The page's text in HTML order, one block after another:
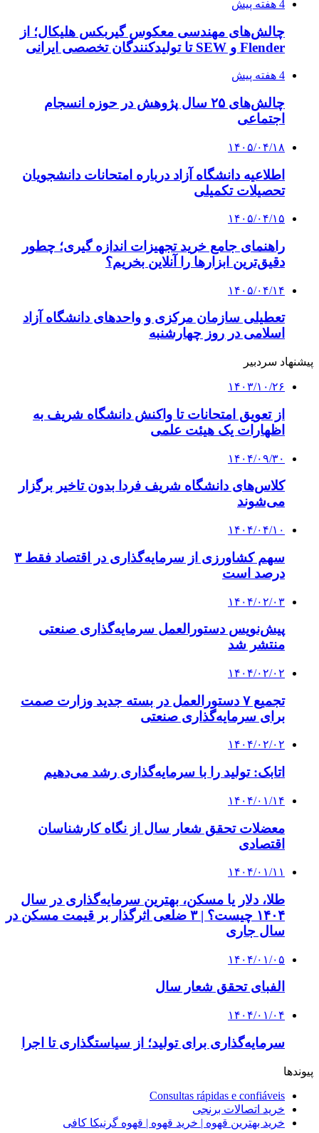
4 هفته پیش
چالش‌های مهندسی معکوس گیربکس هلیکال؛ از
Flender و SEW تا تولیدکنندگان تخصصی ایرانی
4 هفته پیش
چالش‌های ۲۵ سال پژوهش در حوزه انسجام
اجتماعی
۱۴۰۵/۰۴/۱۸
اطلاعیه دانشگاه آزاد درباره امتحانات دانشجویان
تحصیلات تکمیلی
۱۴۰۵/۰۴/۱۵
راهنمای جامع خرید تجهیزات اندازه گیری؛ چطور
دقیق‌ترین ابزارها را آنلاین بخریم؟
۱۴۰۵/۰۴/۱۴
تعطیلی سازمان مرکزی و واحدهای دانشگاه آزاد
اسلامی در روز چهارشنبه
پیشنهاد سردبیر
۱۴۰۳/۱۰/۲۶
از تعویق امتحانات تا واکنش دانشگاه شریف به
اظهارات یک هیئت‌ علمی
۱۴۰۴/۰۹/۳۰
کلاس‌های دانشگاه شریف فردا بدون تاخیر برگزار
می‌شوند
۱۴۰۴/۰۴/۱۰
سهم کشاورزی از سرمایه‌گذاری در اقتصاد فقط ۳
درصد است
۱۴۰۴/۰۲/۰۳
پیش‌نویس دستورالعمل سرمایه‌گذاری صنعتی
منتشر شد
۱۴۰۴/۰۲/۰۲
تجمیع ۷ دستورالعمل در بسته جدید وزارت صمت
برای سرمایه‌گذاری صنعتی
۱۴۰۴/۰۲/۰۲
اتابک: تولید را با سرمایه‌گذاری رشد می‌دهیم
۱۴۰۴/۰۱/۱۴
معضلات تحقق شعار سال از نگاه کارشناسان
اقتصادی
۱۴۰۴/۰۱/۱۱
طلا، دلار یا مسکن، بهترین سرمایه‌گذاری در سال
۱۴۰۴ چیست؟ | ۳ ضلعی اثرگذار بر قیمت مسکن در
سال جاری
۱۴۰۴/۰۱/۰۵
الفبای تحقق شعار سال
۱۴۰۴/۰۱/۰۴
سرمایه‌گذاری برای تولید؛ از سیاستگذاری تا اجرا
پیوندها
Consultas rápidas e confiáveis
خرید اتصالات برنجی
خرید بهترین قهوه | خرید قهوه | قهوه گرنیکا کافی